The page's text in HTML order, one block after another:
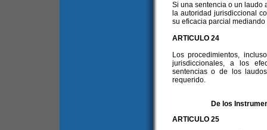
Si una sentencia o un laudo
la autoridad jurisdiccional
su eficacia parcial
ARTICULO 24
Los procedimientos,
jurisdiccionales, a los
sentencias o de los
requerido.
De los
ARTICULO 25